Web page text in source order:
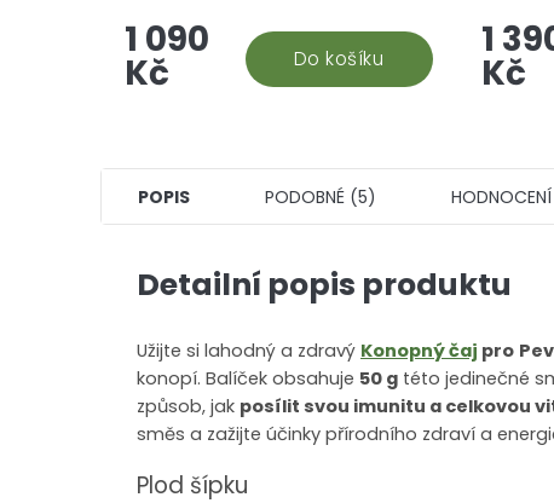
1 090
Kč Do košíku
kanabidiol, je známé pro své
protizánětlivé a...
1
Kč
CBG a
POPIS PODOBNÉ (5) HODNOCENÍ
Detailní popis produktu
Užijte si lahodný a zdravý Konopný čaj pro
konopí. Balíček obsahuje 50 g této jedinečné
způsob, jak posílit svou imunitu a celkovou
směs a zažijte účinky přírodního zdraví a
Plod šípku